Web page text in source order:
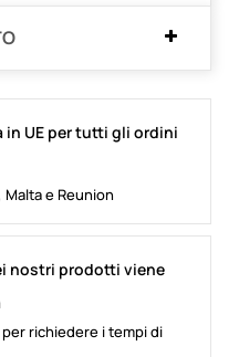
UE per tutti gli ordini
Malta e Reunion
nostri prodotti viene
richiedere i tempi di